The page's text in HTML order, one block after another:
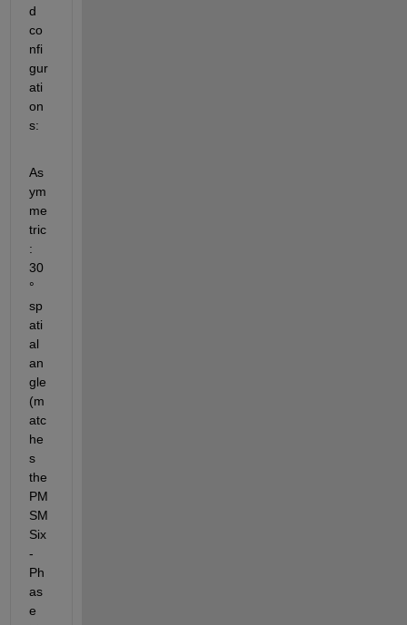
d
co
nfi
gur
ati
on
s:
As
ym
me
tric
:
30
°
sp
ati
al
an
gle
(m
atc
he
s
the
PM
SM
Six
-
Ph
as
e